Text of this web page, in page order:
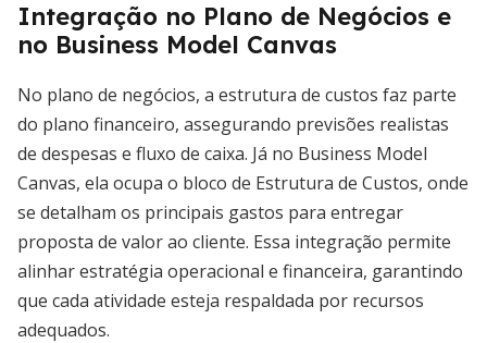
Integração no Plano de Negócios e
no Business Model Canvas
No plano de negócios, a estrutura de custos faz parte
do plano financeiro, assegurando previsões realistas
de despesas e fluxo de caixa. Já no Business Model
Canvas, ela ocupa o bloco de Estrutura de Custos, onde
se detalham os principais gastos para entregar
proposta de valor ao cliente. Essa integração permite
alinhar estratégia operacional e financeira, garantindo
que cada atividade esteja respaldada por recursos
adequados.